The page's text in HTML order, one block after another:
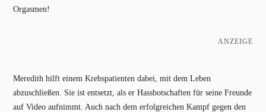
Orgasmen!
ANZEIGE
Meredith hilft einem Krebspatienten dabei, mit dem Leben
abzuschließen. Sie ist entsetzt, als er Hassbotschaften für seine Freunde
auf Video aufnimmt. Auch nach dem erfolgreichen Kampf gegen den